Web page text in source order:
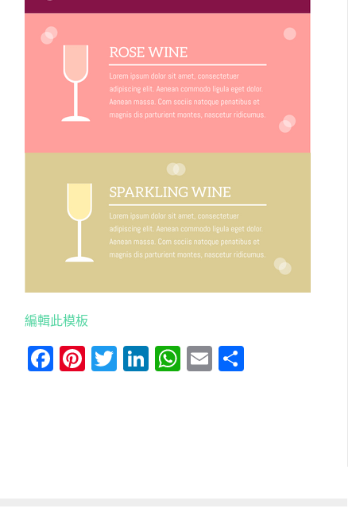
編輯此模板
Facebook
Pinterest
Twitter
LinkedIn
WhatsApp
Email